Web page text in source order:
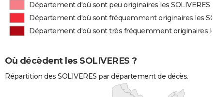
Département d'où sont peu originaires les SOLIVERES
Département d'où sont fréquemment originaires les
Département d'où sont très fréquemment originaires
Où décèdent les SOLIVERES ?
Répartition des SOLIVERES par département de décès.